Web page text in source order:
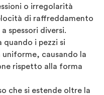
o irregolarità
di raffreddamento
spessori diversi.
quando i pezzi si
causando la
rispetto alla forma
che si estende oltre la